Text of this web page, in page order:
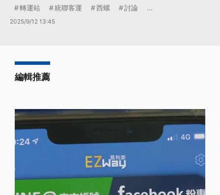
轉運站 統聯客運 西螺 討論 ...
2025/9/12 13:45
編輯推薦